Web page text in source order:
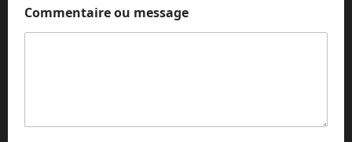
r
Commentaire ou message